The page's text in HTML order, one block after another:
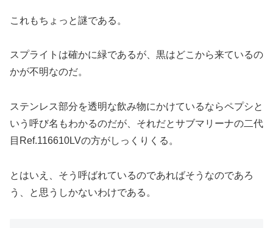
これもちょっと謎である。
スプライトは確かに緑であるが、黒はどこから来ているの
かが不明なのだ。
ステンレス部分を透明な飲み物にかけているならペプシと
いう呼び名もわかるのだが、それだとサブマリーナの二代
目Ref.116610LVの方がしっくりくる。
とはいえ、そう呼ばれているのであればそうなのであろ
う、と思うしかないわけである。